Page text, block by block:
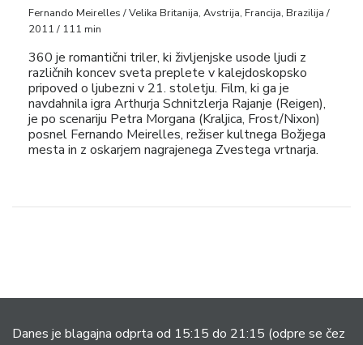
Fernando Meirelles / Velika Britanija, Avstrija, Francija, Brazilija /
2011 / 111 min
360 je romantični triler, ki življenjske usode ljudi z
različnih koncev sveta preplete v kalejdoskopsko
pripoved o ljubezni v 21. stoletju. Film, ki ga je
navdahnila igra Arthurja Schnitzlerja Rajanje (Reigen),
je po scenariju Petra Morgana (Kraljica, Frost/Nixon)
posnel Fernando Meirelles, režiser kultnega Božjega
mesta in z oskarjem nagrajenega Zvestega vrtnarja.
Danes je blagajna odprta od 15:15 do 21:15 (odpre se čez